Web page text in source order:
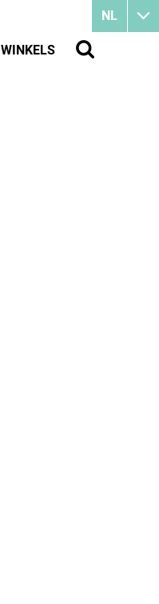
NL
WINKELS